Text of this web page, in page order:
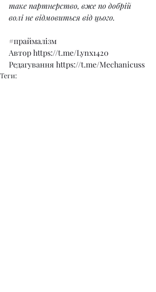
таке партнерство, вже по добрій
волі не відмовиться від цього.
#праймалізм
Автор https://t.me/Lynx1420
Редагування https://t.me/Mechanicuss
Теги: